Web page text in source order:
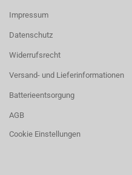
Impressum
Datenschutz
Widerrufsrecht
Versand- und Lieferinformationen
Batterieentsorgung
AGB
Cookie Einstellungen